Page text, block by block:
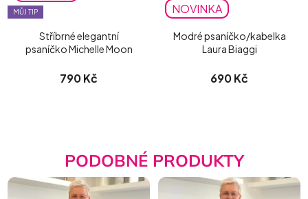
MŮJ TIP
Stříbrné elegantní
psaníčko Michelle Moon
790 Kč
NOVINKA
Modré psaníčko/kabelka
Laura Biaggi
690 Kč
PODOBNÉ PRODUKTY